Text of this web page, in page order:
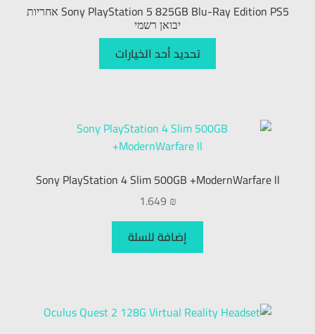
Sony PlayStation 5 825GB Blu-Ray Edition PS5 אחריות
יבואן רשמי
تحديد أحد الخيارات
Sony PlayStation 4 Slim 500GB +ModernWarfare ll
1.649 ₪
إضافة للسلة